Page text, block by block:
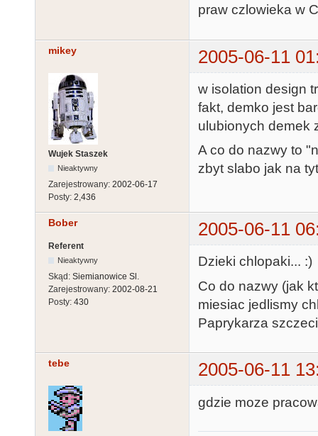
praw czlowieka w
mikey 2005-06-11
Wujek Staszek
Nieaktywny
Zarejestrowany: 2002-06-17
Posty: 2,436
w isolation design
fakt, demko jest
ulubionych demek
A co do nazwy to
zbyt slabo jak na
Bober 2005-06-11
Referent
Nieaktywny
Skąd: Siemianowice Sl.
Zarejestrowany: 2002-08-21
Posty: 430
Dzieki chlopaki... :)
Co do nazwy (jak
miesiac jedlismy
Paprykarza
tebe 2005-06-11
gdzie moze